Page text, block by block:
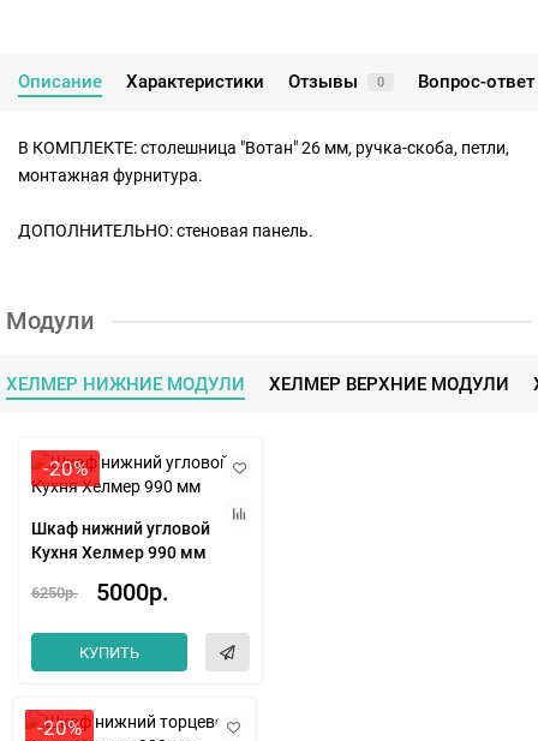
Описание Характеристики Отзывы 0 Вопрос-ответ
В КОМПЛЕКТЕ: столешница "Вотан" 26 мм, ручка-скоба, петли,
монтажная фурнитура.
ДОПОЛНИТЕЛЬНО: стеновая панель.
Модули
ХЕЛМЕР НИЖНИЕ МОДУЛИ ХЕЛМЕР ВЕРХНИЕ МОДУЛИ
-20%
Шкаф нижний угловой
Кухня Хелмер 990 мм
6250р. 5000р.
КУПИТЬ
-20%